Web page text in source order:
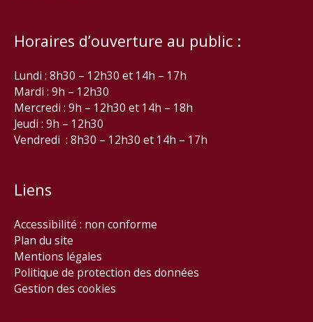
Horaires d’ouverture au public :
Lundi : 8h30 – 12h30 et 14h – 17h
Mardi : 9h – 12h30
Mercredi : 9h – 12h30 et 14h – 18h
Jeudi : 9h – 12h30
Vendredi : 8h30 – 12h30 et 14h – 17h
Liens
Accessibilité : non conforme
Plan du site
Mentions légales
Politique de protection des données
Gestion des cookies